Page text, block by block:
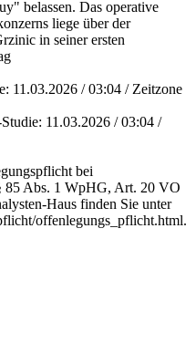
belassen. Das operative
liege über der
in seiner ersten
11.03.2026 / 03:04 / Zeitzone
11.03.2026 / 03:04 /
bei
85 Abs. 1 WpHG, Art. 20 VO
Haus finden Sie unter
offenlegungs_pflicht.html.